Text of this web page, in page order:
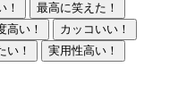
！
最高に笑えた！
高い！
カッコいい！
い！ 実用性高い！